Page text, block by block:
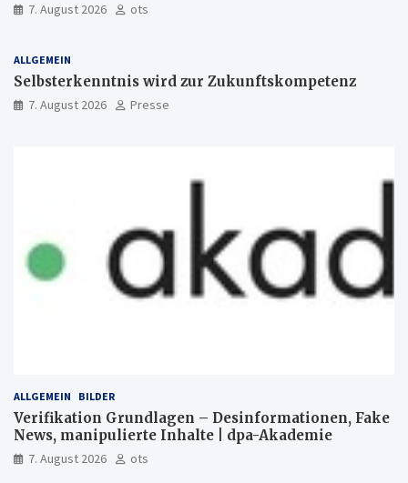
7. August 2026 ots
ALLGEMEIN
Selbsterkenntnis wird zur Zukunftskompetenz
7. August 2026 Presse
ALLGEMEIN BILDER
Verifikation Grundlagen – Desinformationen, Fake
News, manipulierte Inhalte | dpa-Akademie
7. August 2026 ots